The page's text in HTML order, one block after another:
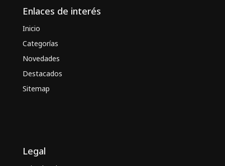
Enlaces de interés
Inicio
Categorías
Novedades
Destacados
Sitemap
Legal